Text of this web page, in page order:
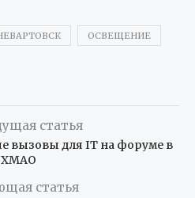
ОСВЕЩЕНИЕ
статья
вызовы для IT на форуме в
ХМАО
статья